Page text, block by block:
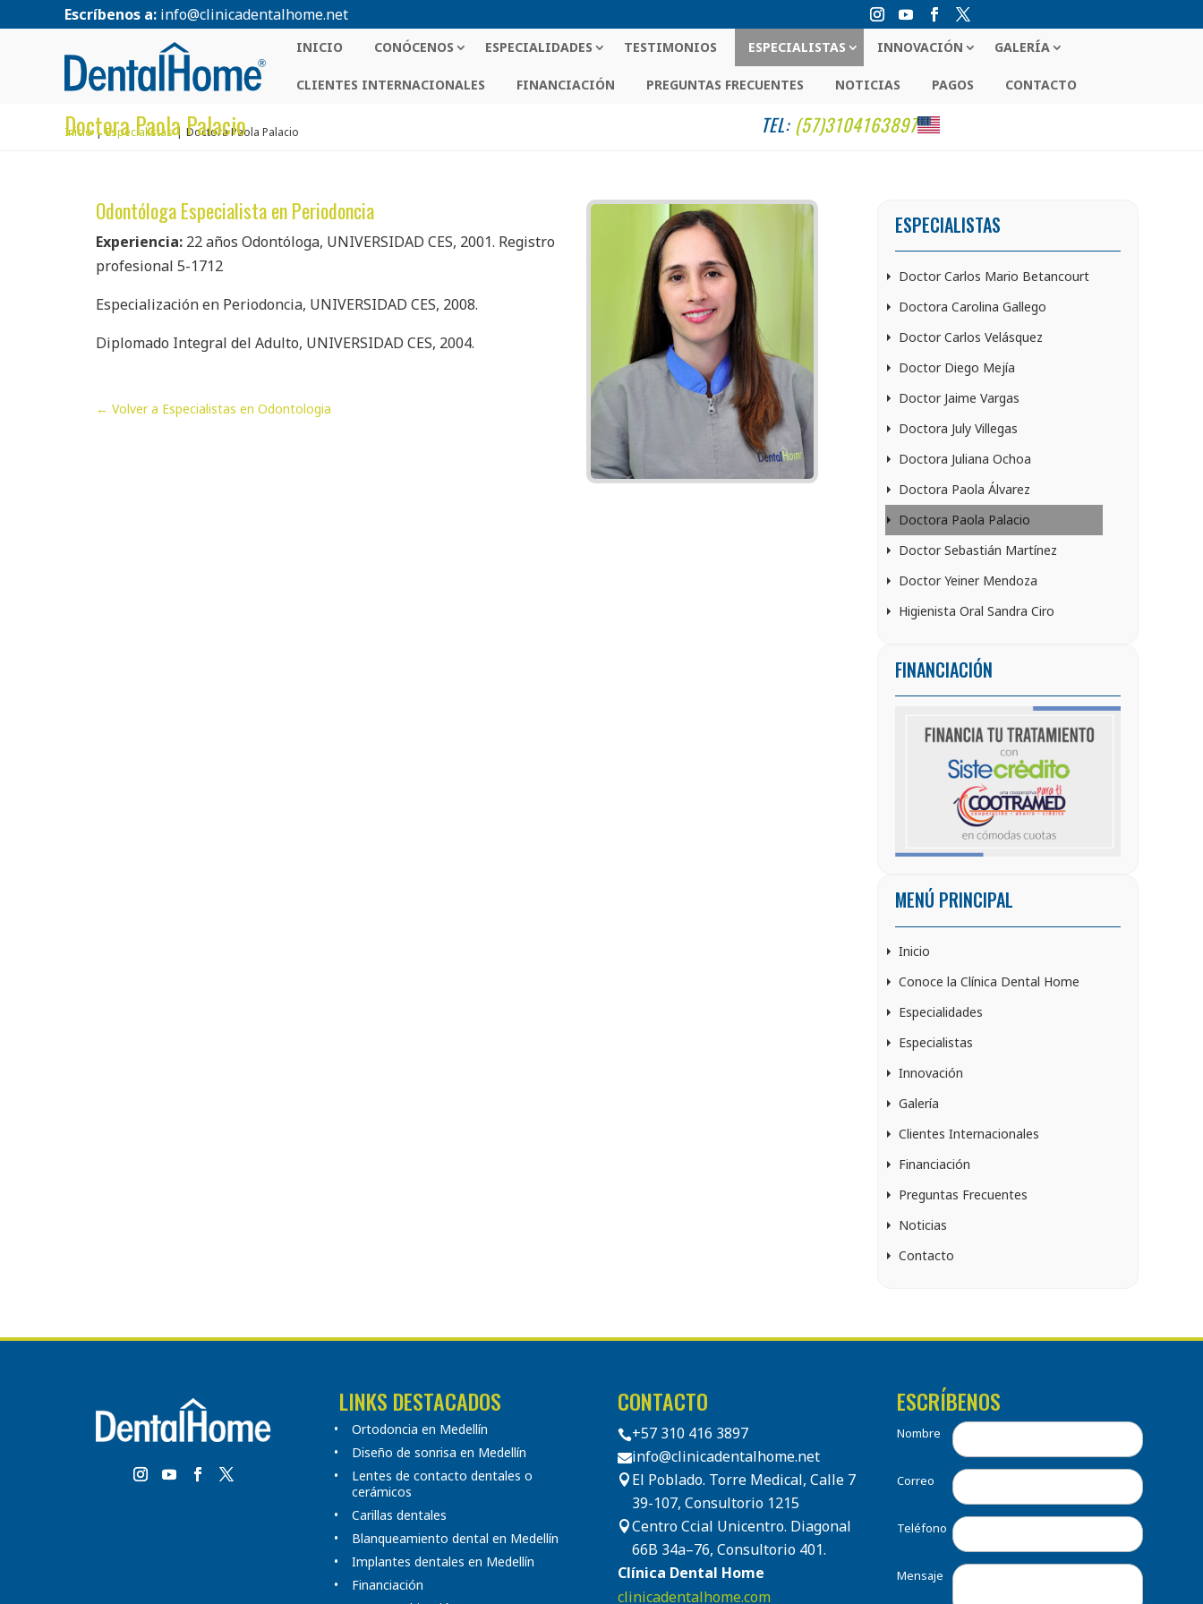
Escríbenos a: info@clinicadentalhome.net
INICIO CONÓCENOS ESPECIALIDADES TESTIMONIOS ESPECIALISTAS INNOVACIÓN GALERÍA
CLIENTES INTERNACIONALES FINANCIACIÓN PREGUNTAS FRECUENTES NOTICIAS PAGOS CONTACTO
Doctora Paola Palacio
Inicio Especialistas Doctora Paola Palacio TEL: (57)3104163897
Odontóloga Especialista en Periodoncia
Experiencia: 22 años Odontóloga, UNIVERSIDAD CES, 2001. Registro
profesional 5-1712
Especialización en Periodoncia, UNIVERSIDAD CES, 2008.
Diplomado Integral del Adulto, UNIVERSIDAD CES, 2004.
← Volver a Especialistas en Odontologia
ESPECIALISTAS
Doctor Carlos Mario Betancourt
Doctora Carolina Gallego
Doctor Carlos Velásquez
Doctor Diego Mejía
Doctor Jaime Vargas
Doctora July Villegas
Doctora Juliana Ochoa
Doctora Paola Álvarez
Doctora Paola Palacio
Doctor Sebastián Martínez
Doctor Yeiner Mendoza
Higienista Oral Sandra Ciro
FINANCIACIÓN
MENÚ PRINCIPAL
Inicio
Conoce la Clínica Dental Home
Especialidades
Especialistas
Innovación
Galería
Clientes Internacionales
Financiación
Preguntas Frecuentes
Noticias
Contacto
LINKS DESTACADOS
Ortodoncia en Medellín
Diseño de sonrisa en Medellín
Lentes de contacto dentales o
cerámicos
Carillas dentales
Blanqueamiento dental en Medellín
Implantes dentales en Medellín
Financiación
CONTACTO
+57 310 416 3897
info@clinicadentalhome.net
 El Poblado. Torre Medical, Calle 7
39-107, Consultorio 1215
Centro Ccial Unicentro. Diagonal
66B 34a–76, Consultorio 401.
Clínica Dental Home
clinicadentalhome.com
ESCRÍBENOS
Nombre
Correo
Teléfono
Mensaje